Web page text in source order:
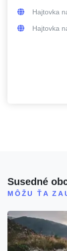
Hajtovka
Hajtovka
Susedné
MÔŽU ŤA